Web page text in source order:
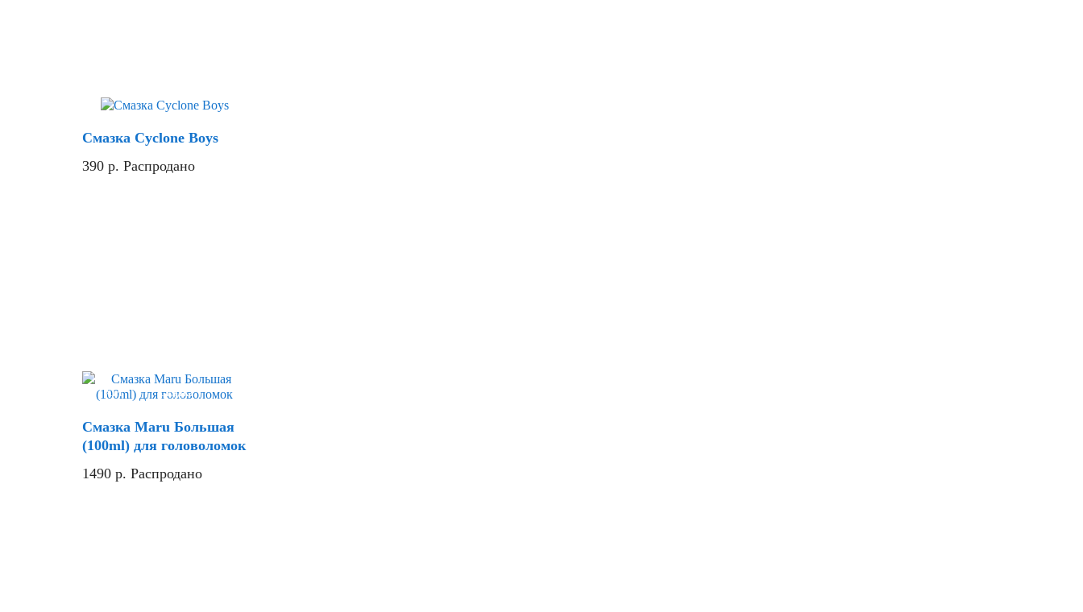
Смазка Cyclone Boys
390 р. Распродано
Хит Скидка
Смазка Maru Большая
(100ml) для головоломок
1490 р. Распродано